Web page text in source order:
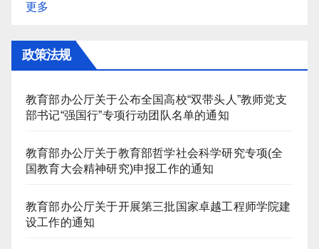
更多
政策法规
教育部办公厅关于公布全国高校“双带头人”教师党支
部书记“强国行”专项行动团队名单的通知
教育部办公厅关于教育部哲学社会科学研究专项(全
国教育大会精神研究)申报工作的通知
教育部办公厅关于开展第三批国家卓越工程师学院建
设工作的通知